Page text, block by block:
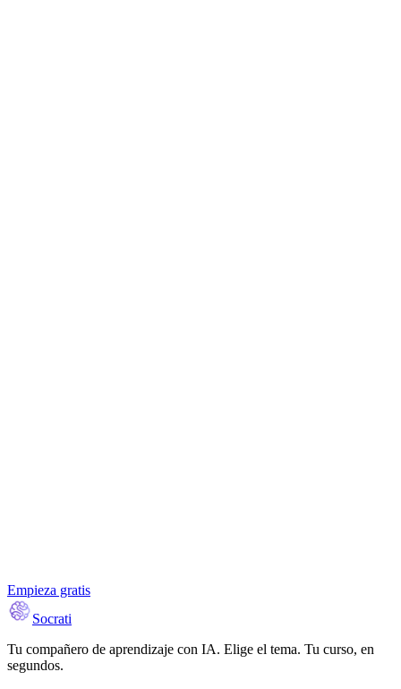
Empieza gratis
Socrati
Tu compañero de aprendizaje con IA. Elige el tema. Tu curso, en
segundos.